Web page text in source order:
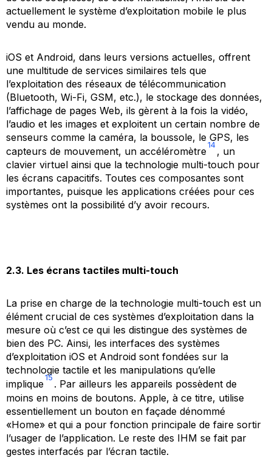
actuellement le système d’exploitation mobile le plus
vendu au monde.
iOS et Android, dans leurs versions actuelles, offrent
une multitude de services similaires tels que
l’exploitation des réseaux de télécommunication
(Bluetooth, Wi-Fi, GSM, etc.), le stockage des données,
l’affichage de pages Web, ils gèrent à la fois la vidéo,
l’audio et les images et exploitent un certain nombre de
senseurs comme la caméra, la boussole, le GPS, les
capteurs de mouvement, un accéléromètre
14
, un
clavier virtuel ainsi que la technologie multi-touch pour
les écrans capacitifs. Toutes ces composantes sont
importantes, puisque les applications créées pour ces
systèmes ont la possibilité d’y avoir recours.
2.3. Les écrans tactiles multi-touch
La prise en charge de la technologie multi-touch est un
élément crucial de ces systèmes d’exploitation dans la
mesure où c’est ce qui les distingue des systèmes de
bien des PC. Ainsi, les interfaces des systèmes
d’exploitation iOS et Android sont fondées sur la
technologie tactile et les manipulations qu’elle
implique
15
. Par ailleurs les appareils possèdent de
moins en moins de boutons. Apple, à ce titre, utilise
essentiellement un bouton en façade dénommé
«Home» et qui a pour fonction principale de faire sortir
l’usager de l’application. Le reste des IHM se fait par
gestes interfacés par l’écran tactile.